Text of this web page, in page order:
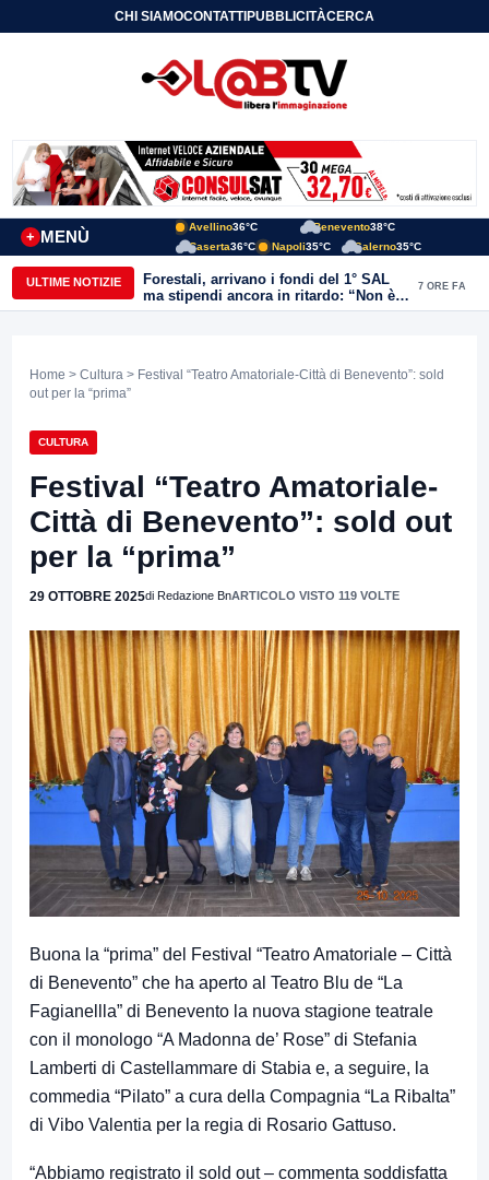
CHI SIAMOCONTATTIPUBBLICITÀCERCA
MENÙ
+
Avellino36°C Benevento38°C
Caserta36°C Napoli35°C Salerno35°C
ULTIME NOTIZIE
Forestali, arrivano i fondi del 1° SAL
ma stipendi ancora in ritardo: “Non è
più sostenibile”
7 ORE FA
Home > Cultura > Festival “Teatro Amatoriale-Città di Benevento”: sold
out per la “prima”
CULTURA
Festival “Teatro Amatoriale-
Città di Benevento”: sold out
per la “prima”
29 OTTOBRE 2025di Redazione BnARTICOLO VISTO 119 VOLTE
Buona la “prima” del Festival “Teatro Amatoriale – Città
di Benevento” che ha aperto al Teatro Blu de “La
Fagianellla” di Benevento la nuova stagione teatrale
con il monologo “A Madonna de’ Rose” di Stefania
Lamberti di Castellammare di Stabia e, a seguire, la
commedia “Pilato” a cura della Compagnia “La Ribalta”
di Vibo Valentia per la regia di Rosario Gattuso.
“Abbiamo registrato il sold out – commenta soddisfatta